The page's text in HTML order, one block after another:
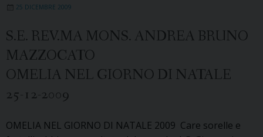
25 DICEMBRE 2009
S.E. REV.MA MONS. ANDREA BRUNO
MAZZOCATO
OMELIA NEL GIORNO DI NATALE
25-12-2009
OMELIA NEL GIORNO DI NATALE 2009 Care sorelle e